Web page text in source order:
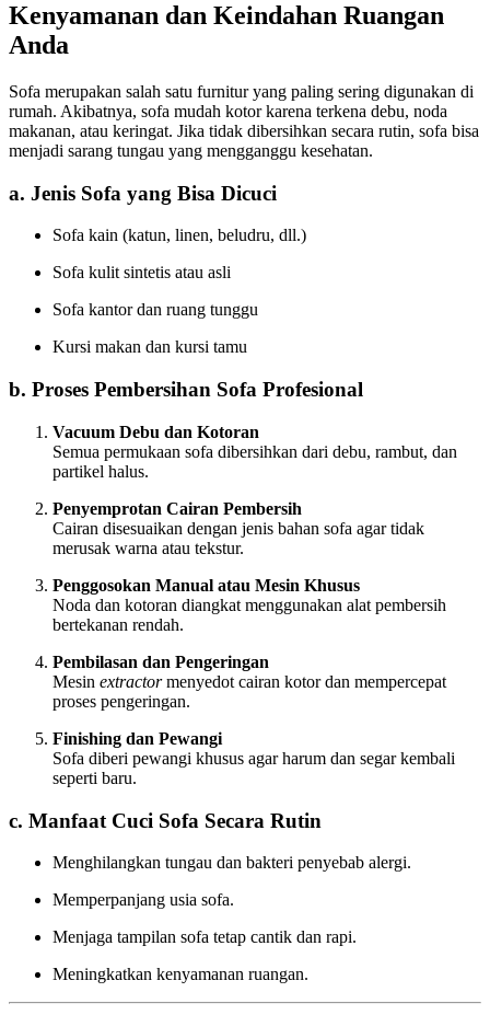
Kenyamanan dan Keindahan Ruangan
Anda
Sofa merupakan salah satu furnitur yang paling sering digunakan di
rumah. Akibatnya, sofa mudah kotor karena terkena debu, noda
makanan, atau keringat. Jika tidak dibersihkan secara rutin, sofa bisa
menjadi sarang tungau yang mengganggu kesehatan.
a. Jenis Sofa yang Bisa Dicuci
Sofa kain (katun, linen, beludru, dll.)
Sofa kulit sintetis atau asli
Sofa kantor dan ruang tunggu
Kursi makan dan kursi tamu
b. Proses Pembersihan Sofa Profesional
Vacuum Debu dan Kotoran
Semua permukaan sofa dibersihkan dari debu, rambut, dan
partikel halus.
Penyemprotan Cairan Pembersih
Cairan disesuaikan dengan jenis bahan sofa agar tidak
merusak warna atau tekstur.
Penggosokan Manual atau Mesin Khusus
Noda dan kotoran diangkat menggunakan alat pembersih
bertekanan rendah.
Pembilasan dan Pengeringan
Mesin extractormenyedot cairan kotor dan mempercepat
proses pengeringan.
Finishing dan Pewangi
Sofa diberi pewangi khusus agar harum dan segar kembali
seperti baru.
c. Manfaat Cuci Sofa Secara Rutin
Menghilangkan tungau dan bakteri penyebab alergi.
Memperpanjang usia sofa.
Menjaga tampilan sofa tetap cantik dan rapi.
Meningkatkan kenyamanan ruangan.